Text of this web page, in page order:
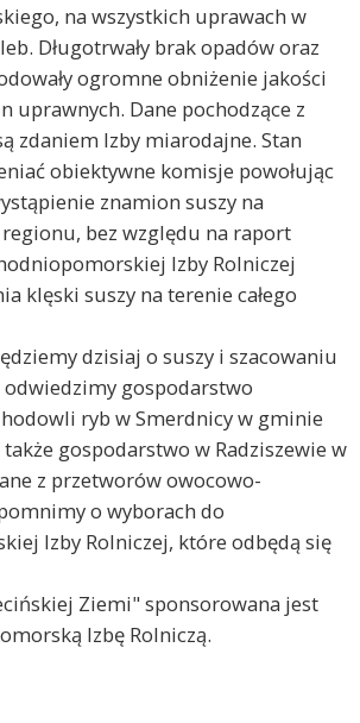
na wszystkich uprawach w
Długotrwały brak opadów oraz
ogromne obniżenie jakości
uprawnych. Dane pochodzące z
zdaniem Izby miarodajne. Stan
obiektywne komisje powołując
znamion suszy na
bez względu na raport
Izby Rolniczej
klęski suszy na terenie całego
dzisiaj o suszy i szacowaniu
gospodarstwo
ryb w Smerdnicy w gminie
gospodarstwo w Radziszewie w
z przetworów owocowo-
o wyborach do
Izby Rolniczej, które odbędą się
Ziemi" sponsorowana jest
Izbę Rolniczą.